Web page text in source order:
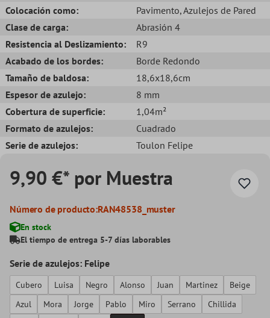
Colocación como:
Pavimento, Azulejos de Pared
Clase de carga:
Abrasión 4
Resistencia al Deslizamiento:
R9
Acabado de los bordes:
Borde Redondo
Tamaño de baldosa:
18,6x18,6cm
Espesor de azulejo:
8 mm
Cobertura de superficie:
1,04m²
Formato de azulejos:
Cuadrado
Serie de azulejos:
Toulon Felipe
9,90 €* por Muestra
Número de producto:RAN48538_muster
En stock
El tiempo de entrega 5-7 días laborables
Serie de azulejos: Felipe
Cubero Luisa Negro Alonso Juan Martinez
Beige
Azul
Mora Jorge Pablo Miro Serrano
Chillida